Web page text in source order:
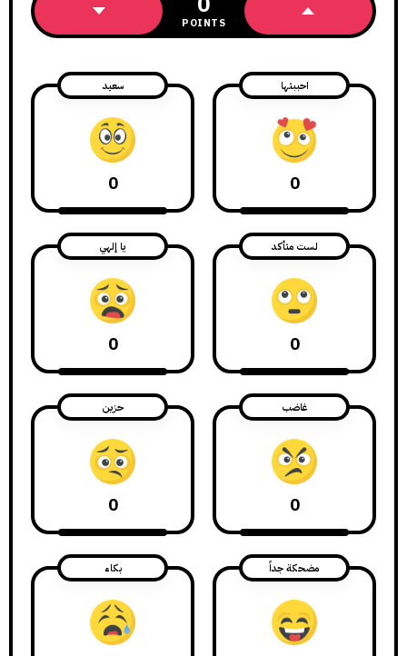
POINTS
احببتها
0
سعيد
0
لست متأكد
0
يا إلهي
0
غاضب
0
حزين
0
مضحكة جداً بكاء